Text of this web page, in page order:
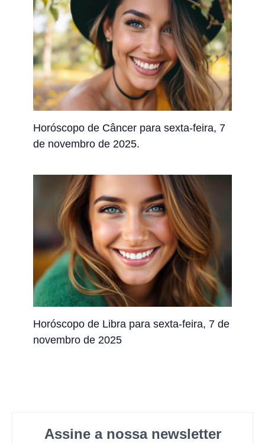
Horóscopo de Câncer para sexta-feira, 7
de novembro de 2025.
Horóscopo de Libra para sexta-feira, 7 de
novembro de 2025
Assine a nossa newsletter